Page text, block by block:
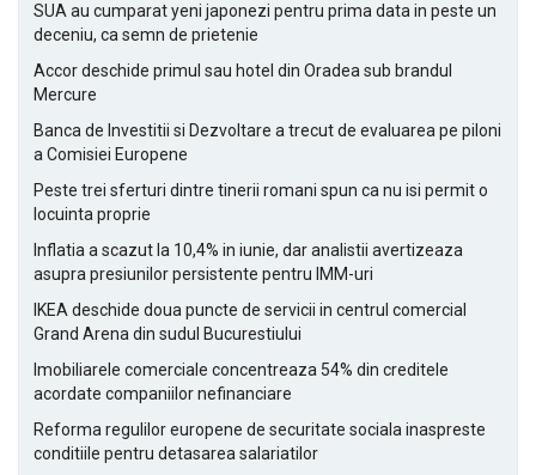
SUA au cumparat yeni japonezi pentru prima data in peste un
deceniu, ca semn de prietenie
Accor deschide primul sau hotel din Oradea sub brandul
Mercure
Banca de Investitii si Dezvoltare a trecut de evaluarea pe piloni
a Comisiei Europene
Peste trei sferturi dintre tinerii romani spun ca nu isi permit o
locuinta proprie
Inflatia a scazut la 10,4% in iunie, dar analistii avertizeaza
asupra presiunilor persistente pentru IMM-uri
IKEA deschide doua puncte de servicii in centrul comercial
Grand Arena din sudul Bucurestiului
Imobiliarele comerciale concentreaza 54% din creditele
acordate companiilor nefinanciare
Reforma regulilor europene de securitate sociala inaspreste
conditiile pentru detasarea salariatilor